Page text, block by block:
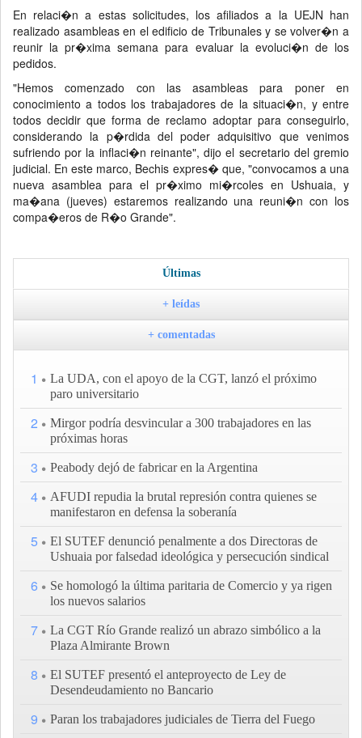
En relaci�n a estas solicitudes, los afiliados a la UEJN han
realizado asambleas en el edificio de Tribunales y se volver�n a
reunir la pr�xima semana para evaluar la evoluci�n de los
pedidos.
"Hemos comenzado con las asambleas para poner en
conocimiento a todos los trabajadores de la situaci�n, y entre
todos decidir que forma de reclamo adoptar para conseguirlo,
considerando la p�rdida del poder adquisitivo que venimos
sufriendo por la inflaci�n reinante", dijo el secretario del gremio
judicial. En este marco, Bechis expres� que, "convocamos a una
nueva asamblea para el pr�ximo mi�rcoles en Ushuaia, y
ma�ana (jueves) estaremos realizando una reuni�n con los
compa�eros de R�o Grande".
Últimas
+ leídas
+ comentadas
1
La UDA, con el apoyo de la CGT, lanzó el próximo
paro universitario
2
Mirgor podría desvincular a 300 trabajadores en las
próximas horas
3 Peabody dejó de fabricar en la Argentina
4
AFUDI repudia la brutal represión contra quienes se
manifestaron en defensa la soberanía
5
El SUTEF denunció penalmente a dos Directoras de
Ushuaia por falsedad ideológica y persecución sindical
6
Se homologó la última paritaria de Comercio y ya rigen
los nuevos salarios
7
La CGT Río Grande realizó un abrazo simbólico a la
Plaza Almirante Brown
8
El SUTEF presentó el anteproyecto de Ley de
Desendeudamiento no Bancario
9 Paran los trabajadores judiciales de Tierra del Fuego